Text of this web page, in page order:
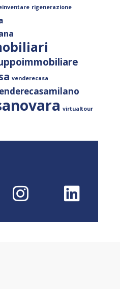
rigenerazione
venderecasa
virtualtour